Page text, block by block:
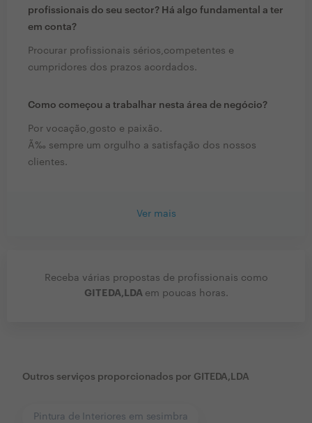
profissionais do seu sector? Há algo fundamental a ter
em conta?
Procurar profissionais sérios,competentes e
cumpridores dos prazos acordados.
Como começou a trabalhar nesta área de negócio?
Por vocação,gosto e paixão.
Ã‰ sempre um orgulho a satisfação dos nossos
clientes.
Ver mais
Receba várias propostas de profissionais como
GITEDA,LDA em poucas horas.
Outros serviços proporcionados por GITEDA,LDA
Pintura de Interiores em sesimbra